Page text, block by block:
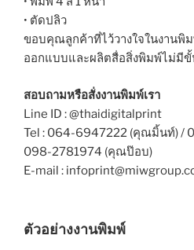
• ตัดปลิว
ขอบคุณลูกค้าที่ไว้วางใจในงานพิม
ออกแบบและผลิตสื่อสิ่งพิมพ์ไม่มีขั้
สอบถามหรือสั่งงานพิมพ์เรา
Line ID : @thaidigitalprint
Tel : 064-6947222 (คุณมิ้นท์) /
098-2781974 (คุณป๊อบ)
E-mail :
ตัวอย่างงานพิมพ์